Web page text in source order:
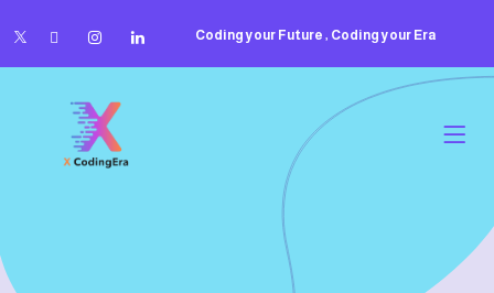
Coding your Future , Coding your Era